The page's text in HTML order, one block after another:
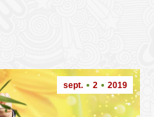
sept. 2 2019